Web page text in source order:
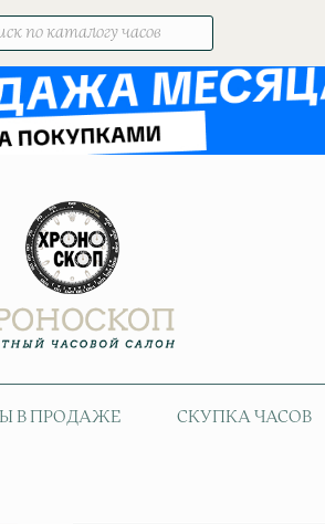
В ПРОДАЖЕ СКУПКА ЧАСОВ